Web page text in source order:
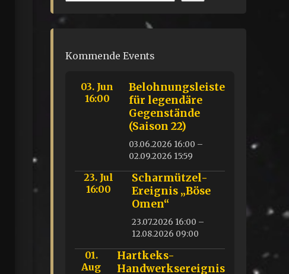
Kommende Events
03. Jun
16:00
Belohnungsleiste
für legendäre
Gegenstände
(Saison 22)
03.06.2026 16:00 –
02.09.2026 15:59
23. Jul
16:00
Scharmützel-
Ereignis „Böse
Omen“
23.07.2026 16:00 –
12.08.2026 09:00
01.
Aug
Hartkeks-
Handwerksereignis